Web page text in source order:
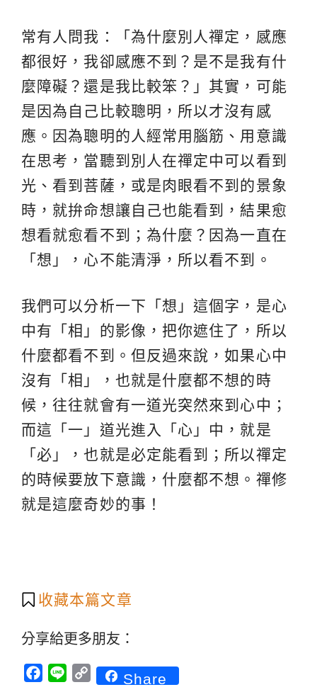
常有人問我：「為什麼別人禪定，感應
都很好，我卻感應不到？是不是我有什
麼障礙？還是我比較笨？」其實，可能
是因為自己比較聰明，所以才沒有感
應。因為聰明的人經常用腦筋、用意識
在思考，當聽到別人在禪定中可以看到
光、看到菩薩，或是肉眼看不到的景象
時，就拚命想讓自己也能看到，結果愈
想看就愈看不到；為什麼？因為一直在
「想」，心不能清淨，所以看不到。
我們可以分析一下「想」這個字，是心
中有「相」的影像，把你遮住了，所以
什麼都看不到。但反過來說，如果心中
沒有「相」，也就是什麼都不想的時
候，往往就會有一道光突然來到心中；
而這「一」道光進入「心」中，就是
「必」，也就是必定能看到；所以禪定
的時候要放下意識，什麼都不想。禪修
就是這麼奇妙的事！
收藏本篇文章
分享給更多朋友：
Facebook
Line CopyShare